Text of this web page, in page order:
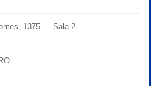
1375 — Sala 2